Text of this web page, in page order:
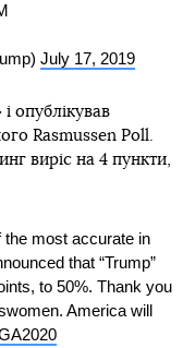
July 17, 2019
опублікував
Rasmussen Poll.
виріс на 4 пункти,
the most accurate in
that “Trump”
to 50%. Thank you
America will